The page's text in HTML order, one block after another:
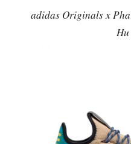
adidas Originals x
Hu